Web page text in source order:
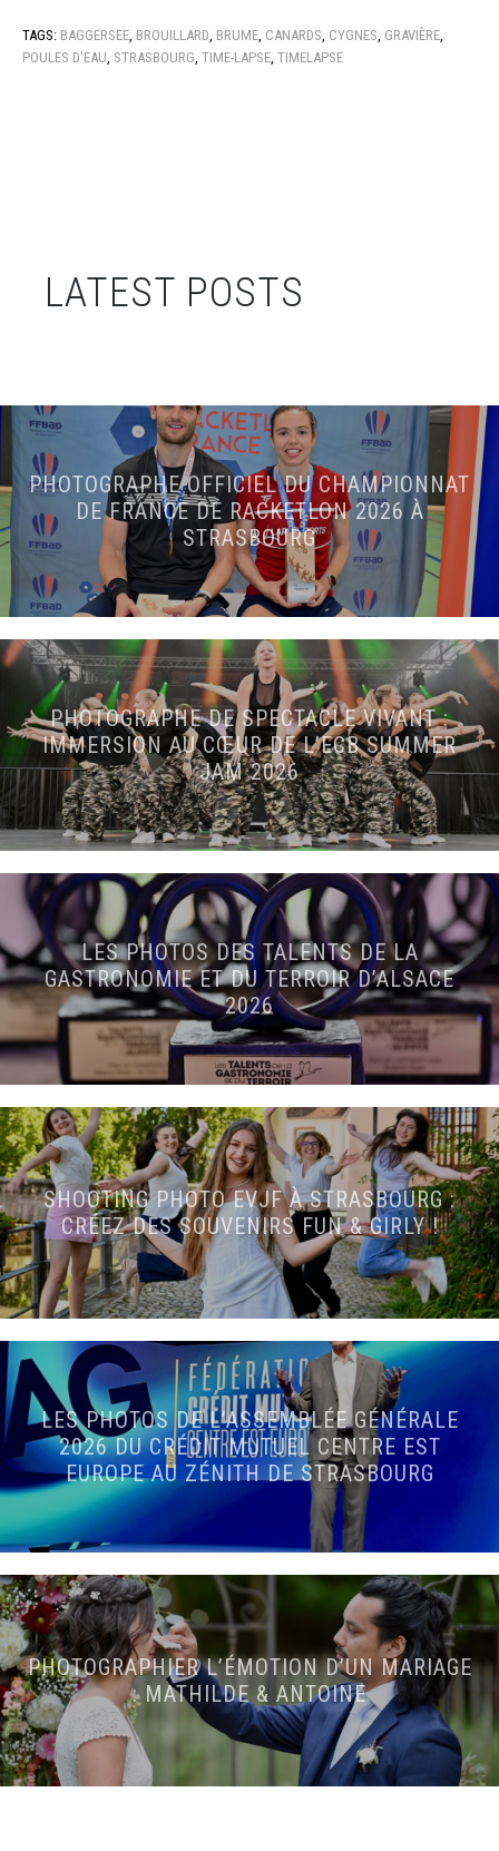
TAGS: BAGGERSEE BROUILLARD BRUME CANARDS CYGNES GRAVIÈRE
POULES D'EAU STRASBOURG TIME-LAPSE TIMELAPSE
LATEST POSTS
PHOTOGRAPHE OFFICIEL DU CHAMPIONNAT
DE FRANCE DE RACKETLON 2026 À
STRASBOURG
PHOTOGRAPHE DE SPECTACLE VIVANT :
IMMERSION AU CŒUR DE L’ECB SUMMER
JAM 2026
LES PHOTOS DES TALENTS DE LA
GASTRONOMIE ET DU TERROIR D’ALSACE
2026
SHOOTING PHOTO EVJF À STRASBOURG :
CRÉEZ DES SOUVENIRS FUN & GIRLY !
LES PHOTOS DE L’ASSEMBLÉE GÉNÉRALE
2026 DU CRÉDIT MUTUEL CENTRE EST
EUROPE AU ZÉNITH DE STRASBOURG
PHOTOGRAPHIER L’ÉMOTION D’UN MARIAGE
: MATHILDE & ANTOINE